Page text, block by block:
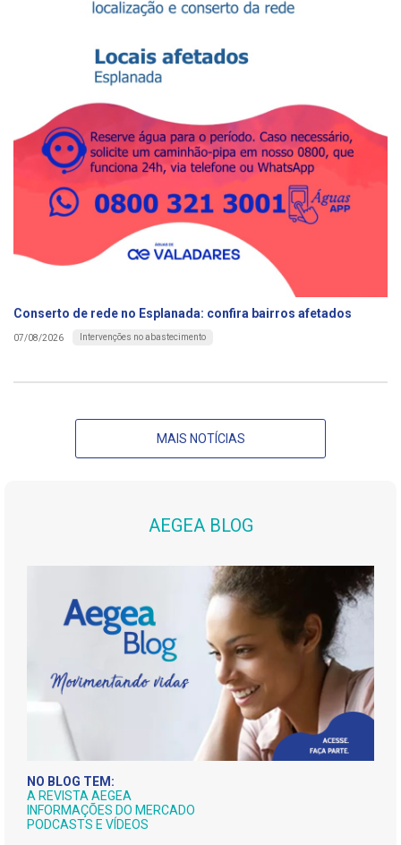
Conserto de rede no Esplanada: confira bairros afetados
07/08/2026 Intervenções no abastecimento
MAIS NOTÍCIAS
AEGEA BLOG
NO BLOG TEM:
A REVISTA AEGEA
INFORMAÇÕES DO MERCADO
PODCASTS E VÍDEOS